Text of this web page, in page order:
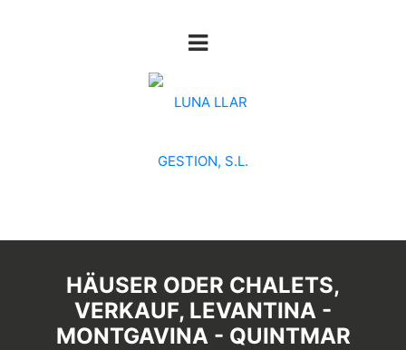
HÄUSER ODER CHALETS,
VERKAUF, LEVANTINA -
MONTGAVINA - QUINTMAR